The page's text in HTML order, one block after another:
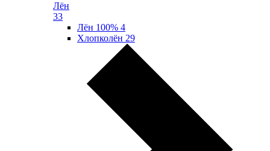
Лён
33
Лён 100% 4
Хлопколён 29